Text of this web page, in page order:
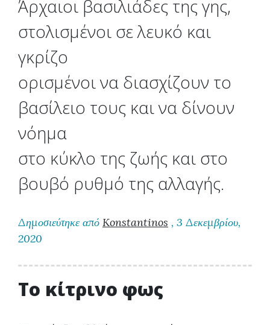
Άρχαιοι βασιλιάδες της γης,
στολισμένοι σε λευκό και
γκρίζο
ορισμένοι να διασχίζουν το
βασίλειο τους και να δίνουν
νόημα
στο κύκλο της ζωής και στο
βουβό ρυθμό της αλλαγής.
Δημοσιεύτηκε από Konstantinos , 3 Δεκεμβρίου,
2020
Το κίτρινο φως